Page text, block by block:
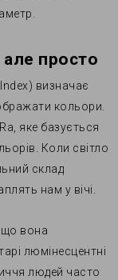
але просто
визначає
кольори.
яке базується
Коли світло
склад
нам у вічі.
вона
люмінесцентні
людей часто